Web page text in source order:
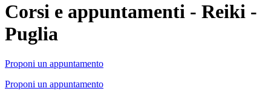
Corsi e appuntamenti - Reiki -
Puglia
Proponi un appuntamento
Proponi un appuntamento